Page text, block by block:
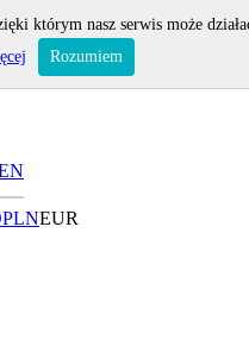
PLNEUR
którym nasz serwis może
Rozumiem